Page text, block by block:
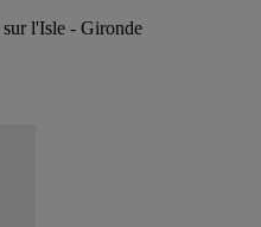
l'Isle - Gironde